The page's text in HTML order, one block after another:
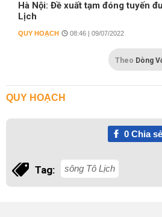
Hà Nội: Đề xuất tạm đóng tuyến
Lịch
QUY HOẠCH 08:46 | 09/07/2022
Theo Dòng
QUY HOẠCH
0Chia sẻ
Tag: sông Tô Lịch